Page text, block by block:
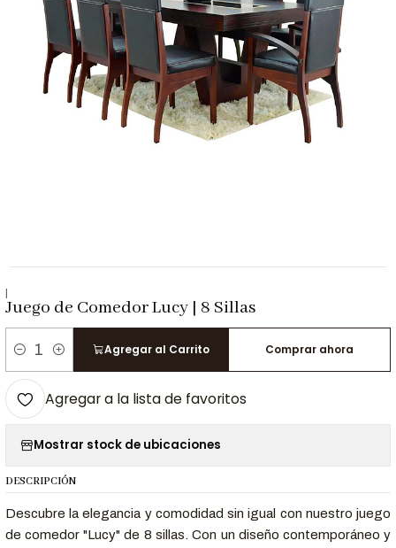
|
Juego de Comedor Lucy | 8 Sillas
Cantidad
Agregar al Carrito Comprar ahora
Agregar a la lista de favoritos
Mostrar stock de ubicaciones
DESCRIPCIÓN
Descubre la elegancia y comodidad sin igual con nuestro juego
de comedor "Lucy" de 8 sillas. Con un diseño contemporáneo y